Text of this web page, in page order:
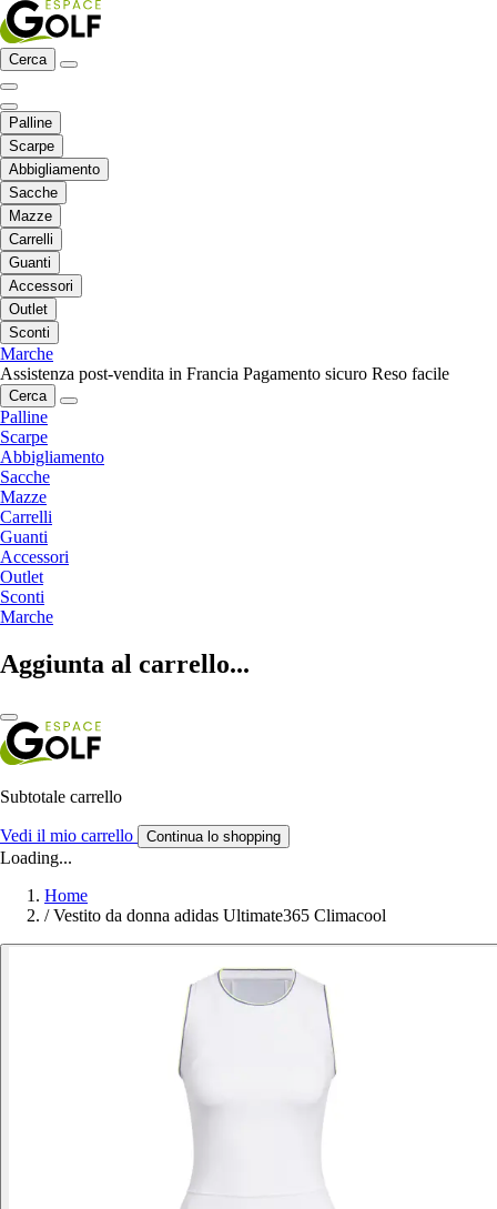
Cerca
Palline
Scarpe
Abbigliamento
Sacche
Mazze
Carrelli
Guanti
Accessori
Outlet
Sconti
Marche
Assistenza post-vendita in Francia Pagamento sicuro Reso facile
Cerca
Palline
Scarpe
Abbigliamento
Sacche
Mazze
Carrelli
Guanti
Accessori
Outlet
Sconti
Marche
Aggiunta al carrello...
Subtotale carrello
Vedi il mio carrello Continua lo shopping
Loading...
Home
/ Vestito da donna adidas Ultimate365 Climacool